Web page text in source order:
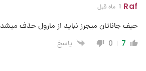
Raf 1 ماه قبل
حیف جاناتان میجرز نباید از مارول حذف میشد
7
0 پاسخ